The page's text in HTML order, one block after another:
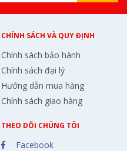
CHÍNH SÁCH VÀ QUY ĐỊNH
Chính sách bảo hành
Chính sách đại lý
Hướng dẫn mua hàng
Chính sách giao hàng
THEO DÕI CHÚNG TÔI
Facebook